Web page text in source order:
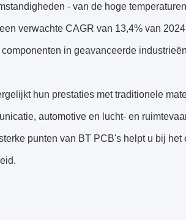
- van de hoge
verwachte CAGR van 13,4% van
in geavanceerde
hun prestaties met traditionele
automotive en lucht- en
punten van BT PCB's helpt u bij het